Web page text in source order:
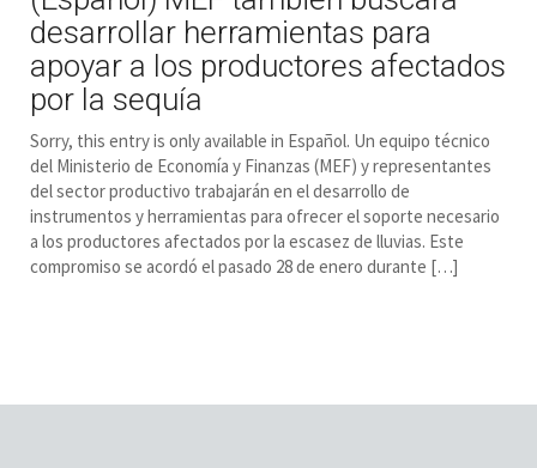
desarrollar herramientas para
apoyar a los productores afectados
por la sequía
Sorry, this entry is only available in Español. Un equipo técnico
del Ministerio de Economía y Finanzas (MEF) y representantes
del sector productivo trabajarán en el desarrollo de
instrumentos y herramientas para ofrecer el soporte necesario
a los productores afectados por la escasez de lluvias. Este
compromiso se acordó el pasado 28 de enero durante […]